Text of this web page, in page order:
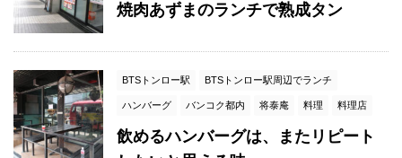
焼肉あずまのランチで熟成タン
BTSトンロー駅 BTSトンロー駅周辺でランチ
ハンバーグ バンコク都内 将泰庵 料理 料理店
飲めるハンバーグは、またリピート